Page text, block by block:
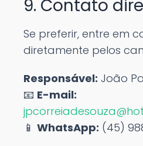
9. Contato
Se preferir, entre em
diretamente pelos
Responsável: João
📧 E-mail:
📱 WhatsApp: (45)